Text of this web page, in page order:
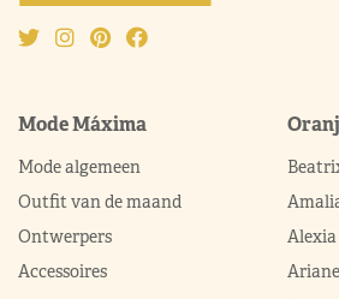
Mode Máxima
Mode algemeen
Outfit van de maand
Ontwerpers
Accessoires
Alexia
Ariane